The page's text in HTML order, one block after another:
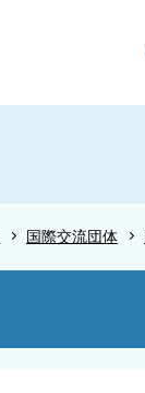
国際交流団体